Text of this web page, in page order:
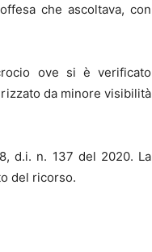
che ascoltava, con
ove si è verificato
da minore visibilità
d.i. n. 137 del 2020. La
del ricorso.